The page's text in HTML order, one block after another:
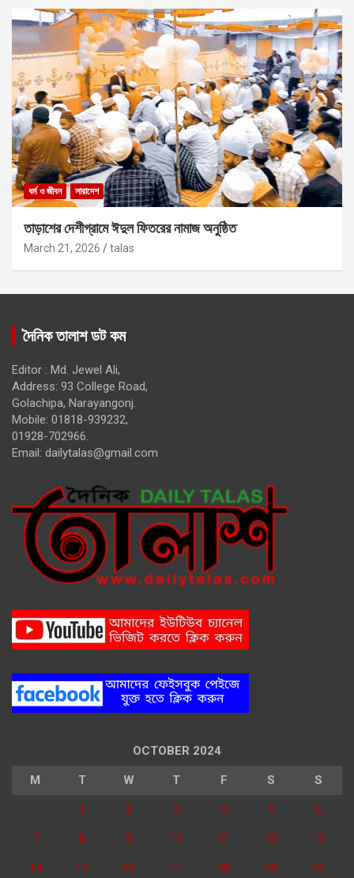
ধর্ম ও জীবন সারাদেশ
তাড়াশের দেশীগ্রামে ঈদুল ফিতরের নামাজ অনুষ্ঠিত
March 21, 2026 talas
দৈনিক তালাশ ডট কম
Editor : Md. Jewel Ali,
Address: 93 College Road,
Golachipa, Narayangonj.
Mobile: 01818-939232,
01928-702966.
Email: dailytalas@gmail.com
OCTOBER 2024
M T W T F S S
1 2 3 4 5 6
7 8 9 10 11 12 13
14 15 16 17 18 19 20